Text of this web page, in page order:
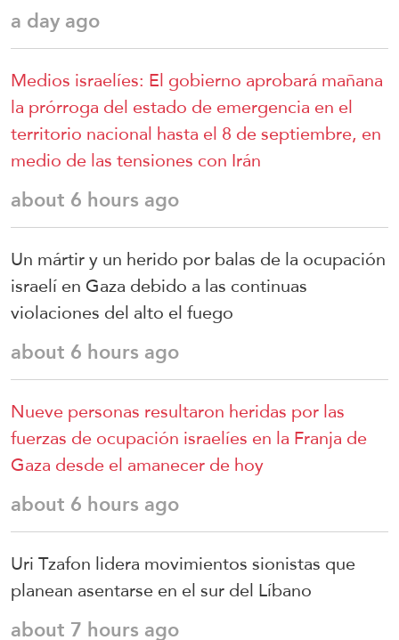
a day ago
Medios israelíes: El gobierno aprobará mañana
la prórroga del estado de emergencia en el
territorio nacional hasta el 8 de septiembre, en
medio de las tensiones con Irán
about 6 hours ago
Un mártir y un herido por balas de la ocupación
israelí en Gaza debido a las continuas
violaciones del alto el fuego
about 6 hours ago
Nueve personas resultaron heridas por las
fuerzas de ocupación israelíes en la Franja de
Gaza desde el amanecer de hoy
about 6 hours ago
Uri Tzafon lidera movimientos sionistas que
planean asentarse en el sur del Líbano
about 7 hours ago